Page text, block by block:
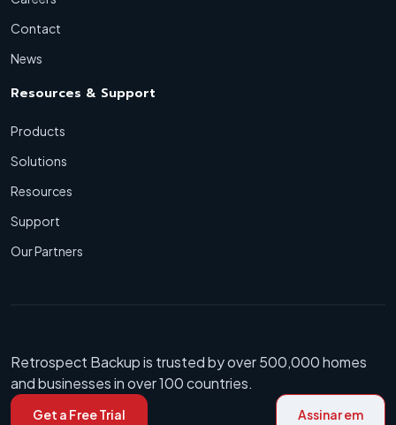
Contact
News
Resources & Support
Products
Solutions
Resources
Support
Our Partners
Retrospect Backup is trusted by over 500,000 homes
and businesses in over 100 countries.
Get a Free Trial Assinar em